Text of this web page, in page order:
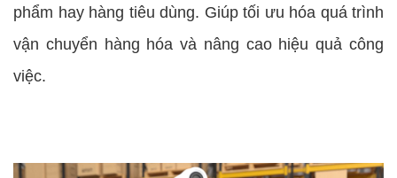
phẩm hayhàng tiêu dùng. Giúp tối ưu hóa quá trình
vận chuyển hàng hóa và nâng cao hiệu quả công
việc.